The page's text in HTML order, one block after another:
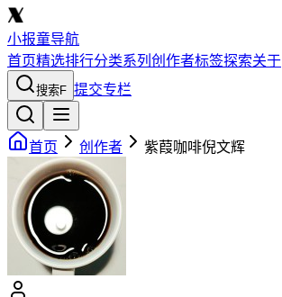
小报童导航
首页精选排行分类系列 创作者标签探索关于
搜索F 提交专栏
首页 创作者 紫葭咖啡倪文辉